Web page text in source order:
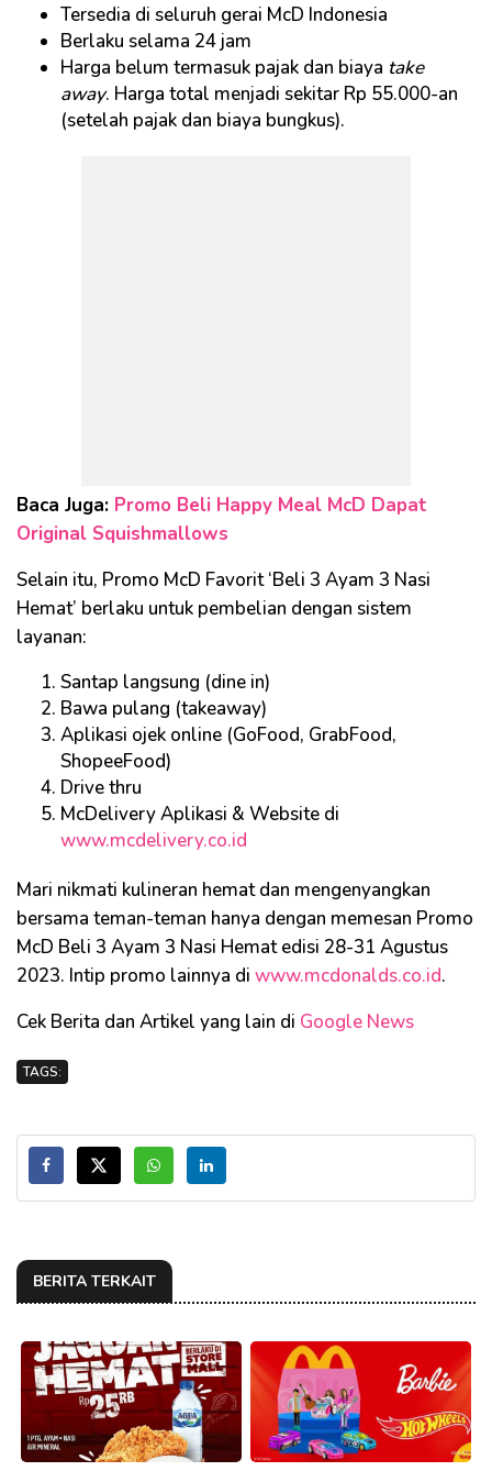
Tersedia di seluruh gerai McD Indonesia
Berlaku selama 24 jam
Harga belum termasuk pajak dan biaya take
away. Harga total menjadi sekitar Rp 55.000-an
(setelah pajak dan biaya bungkus).
Baca Juga: Promo Beli Happy Meal McD Dapat
Original Squishmallows
Selain itu, Promo McD Favorit ‘Beli 3 Ayam 3 Nasi
Hemat’ berlaku untuk pembelian dengan sistem
layanan:
Santap langsung (dine in)
Bawa pulang (takeaway)
Aplikasi ojek online (GoFood, GrabFood,
ShopeeFood)
Drive thru
McDelivery Aplikasi & Website di
www.mcdelivery.co.id
Mari nikmati kulineran hemat dan mengenyangkan
bersama teman-teman hanya dengan memesan Promo
McD Beli 3 Ayam 3 Nasi Hemat edisi 28-31 Agustus
2023. Intip promo lainnya di www.mcdonalds.co.id.
Cek Berita dan Artikel yang lain di Google News
TAGS:
BERITA TERKAIT